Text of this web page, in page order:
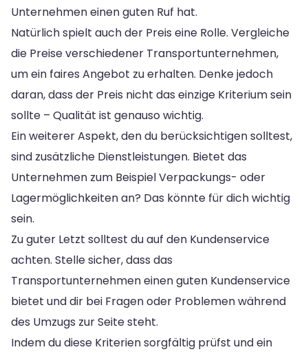
Unternehmen einen guten Ruf hat.
Natürlich spielt auch der Preis eine Rolle. Vergleiche
die Preise verschiedener Transportunternehmen,
um ein faires Angebot zu erhalten. Denke jedoch
daran, dass der Preis nicht das einzige Kriterium sein
sollte – Qualität ist genauso wichtig.
Ein weiterer Aspekt, den du berücksichtigen solltest,
sind zusätzliche Dienstleistungen. Bietet das
Unternehmen zum Beispiel Verpackungs- oder
Lagermöglichkeiten an? Das könnte für dich wichtig
sein.
Zu guter Letzt solltest du auf den Kundenservice
achten. Stelle sicher, dass das
Transportunternehmen einen guten Kundenservice
bietet und dir bei Fragen oder Problemen während
des Umzugs zur Seite steht.
Indem du diese Kriterien sorgfältig prüfst und ein